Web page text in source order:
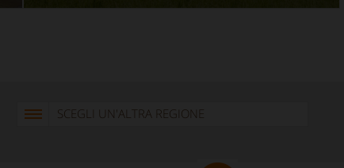
SCEGLI UN'ALTRA REGIONE